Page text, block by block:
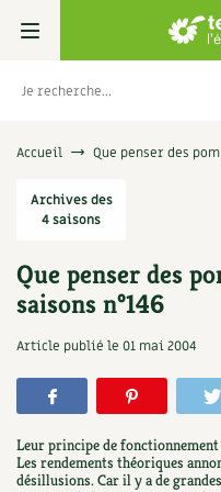
Livres
Permaculture, Jardin
Techniques de jardinage
Verger, arbres
Aménagement jardin
Les 4 saisons
Se réabonner
Offrir un abonnement
Les numéros
4 saisons
Graines, semences
Aromatiques
Florales
Cartes cadeau
Découvrir le Centre
Visiter en famille,
Jardin bio
Parole libre
Accueil Que penser des
Archives des
4 saisons
Que penser des
saisons n°146
Article publié le 01 mai 2004
Leur principe de
Les rendements théoriques
désillusions. Car il y a de